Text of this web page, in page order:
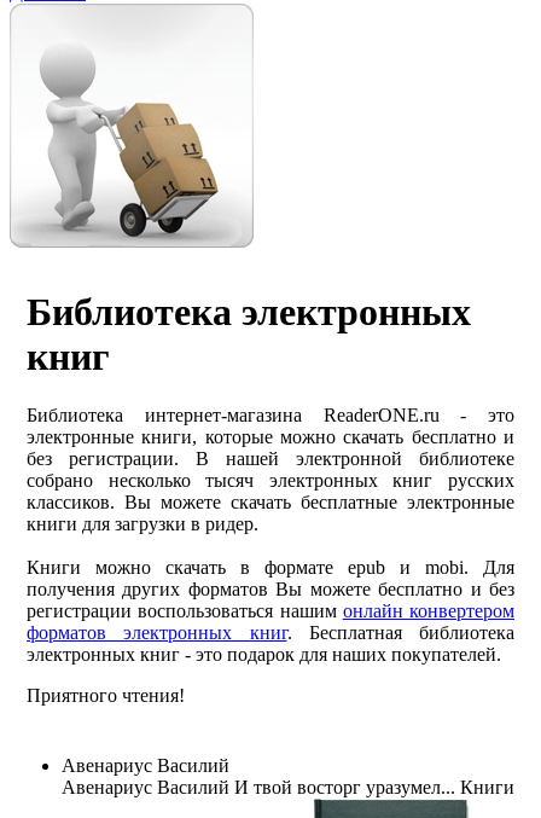
Библиотека электронных
книг
Библиотека интернет-магазина ReaderONE.ru - это
электронные книги, которые можно скачать бесплатно и
без регистрации. В нашей электронной библиотеке
собрано несколько тысяч электронных книг русских
классиков. Вы можете скачать бесплатные электронные
книги для загрузки в ридер.
Книги можно скачать в формате epub и mobi. Для
получения других форматов Вы можете бесплатно и без
регистрации воспользоваться нашим онлайн конвертером
форматов электронных книг. Бесплатная библиотека
электронных книг - это подарок для наших покупателей.
Приятного чтения!
Авенариус Василий
Авенариус Василий И твой восторг уразумел... Книги